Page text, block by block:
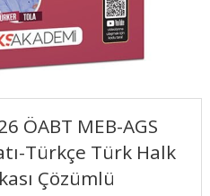
ÖABT MEB-AGS
Türkçe Türk Halk
Çözümlü